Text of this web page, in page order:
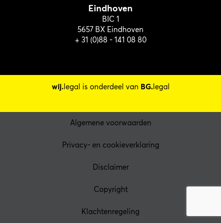
Eindhoven
BIC 1
5657 BX Eindhoven
+ 31 (0)88 - 141 08 80
wij.legal is onderdeel van BG.legal
Algemene voorwaarden
Privacy- en cookieverklaring
Disclaimer
Copyright
Klachtenregeling